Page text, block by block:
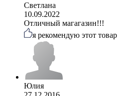
Светлана
10.09.2022
Отличный магагазин!!!
я рекомендую этот товар
Юлия